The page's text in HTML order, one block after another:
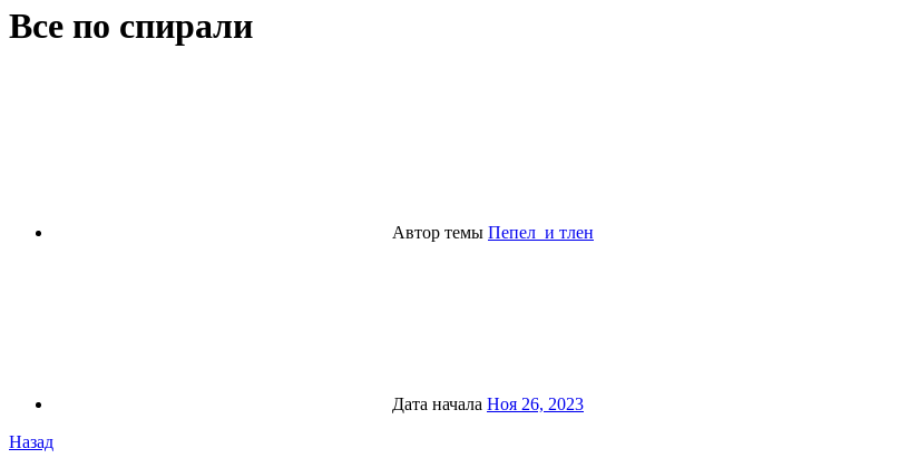
Все по спирали
Автор темы Пепел_и тлен
Дата начала Ноя 26, 2023
Назад